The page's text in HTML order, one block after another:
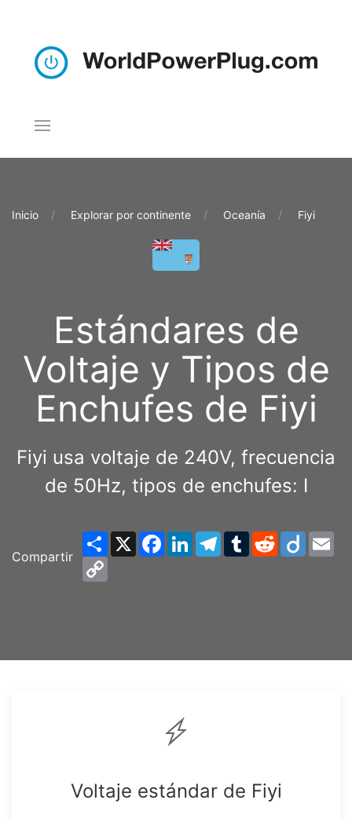
Inicio Explorar por continente Oceanía Fiyi
Estándares de
Voltaje y Tipos de
Enchufes de Fiyi
Fiyi usa voltaje de 240V, frecuencia
de 50Hz, tipos de enchufes: I
Compartir
ShareX Facebook
LinkedInTelegram
TumblrRedditDiigo
Voltaje estándar de Fiyi